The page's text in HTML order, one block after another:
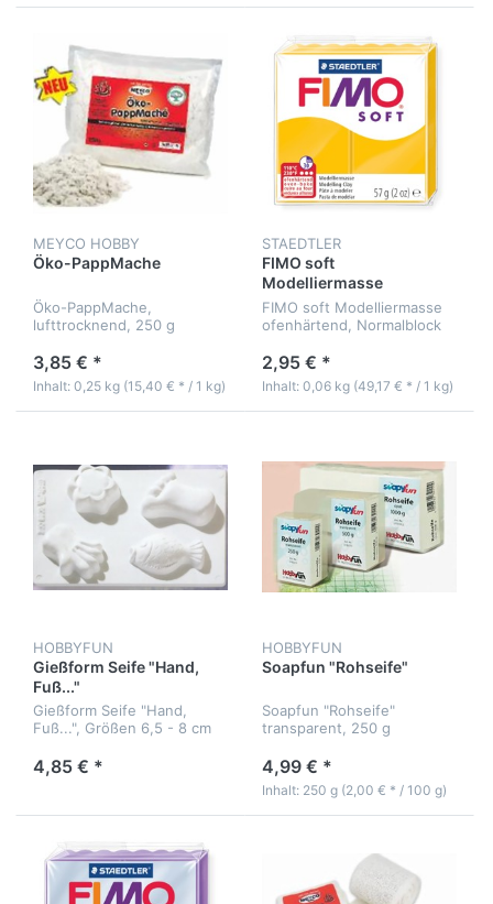
MEYCO HOBBY
Öko-PappMache
Öko-PappMache,
lufttrocknend, 250 g
3,85 € *
Inhalt: 0,25 kg (15,40 € * / 1 kg)
STAEDTLER
FIMO soft
Modelliermasse
FIMO soft Modelliermasse
ofenhärtend, Normalblock
2,95 € *
Inhalt: 0,06 kg (49,17 € * / 1 kg)
HOBBYFUN
Gießform Seife "Hand,
Fuß..."
Gießform Seife "Hand,
Fuß...", Größen 6,5 - 8 cm
4,85 € *
HOBBYFUN
Soapfun "Rohseife"
Soapfun "Rohseife"
transparent, 250 g
4,99 € *
Inhalt: 250 g (2,00 € * / 100 g)